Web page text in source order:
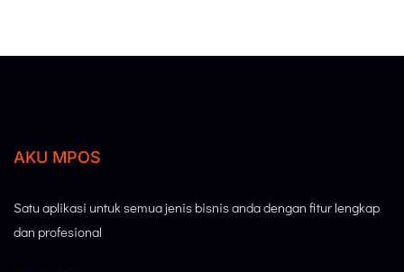
AKU MPOS
Satu aplikasi untuk semua jenis bisnis anda dengan fitur lengkap
dan profesional